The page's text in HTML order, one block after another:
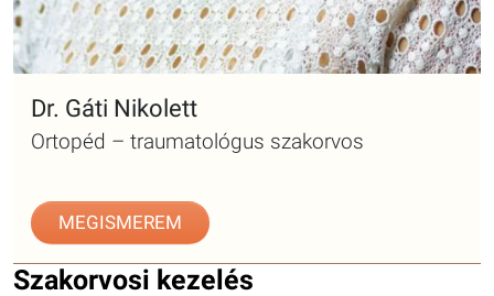
Dr. Gáti Nikolett
Ortopéd – traumatológus szakorvos
MEGISMEREM
Szakorvosi kezelés